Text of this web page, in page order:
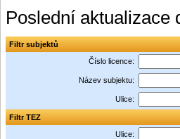
Poslední aktualizace
Filtr subjektů
Číslo licence:
Název subjektu:
Ulice:
Filtr TEZ
Ulice: